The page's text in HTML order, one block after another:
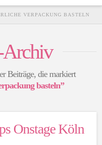
VERPACKUNG BASTELN
Beiträge, die markiert
basteln”
Onstage Köln